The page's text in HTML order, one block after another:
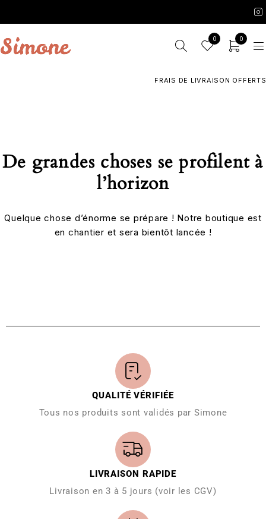
0 0
FRAIS DE LIVRAISON
De grandes choses se profilent à
l’horizon
Quelque chose d’énorme se prépare ! Notre boutique est
en chantier et sera bientôt lancée !
QUALITÉ VÉRIFIÉE
Tous nos produits sont validés par Simone
LIVRAISON RAPIDE
Livraison en 3 à 5 jours (voir les CGV)